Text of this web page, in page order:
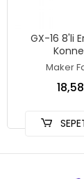
GX-16 8'li
Maker